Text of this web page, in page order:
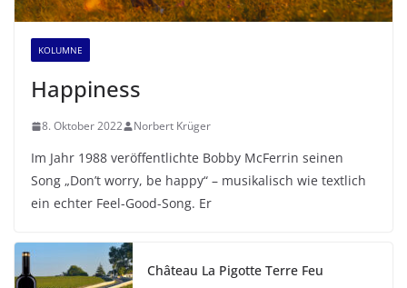
KOLUMNE
Happiness
8. Oktober 2022 Norbert Krüger
Im Jahr 1988 veröffentlichte Bobby McFerrin seinen
Song „Don’t worry, be happy“ – musikalisch wie textlich
ein echter Feel-Good-Song. Er
Château La Pigotte Terre Feu